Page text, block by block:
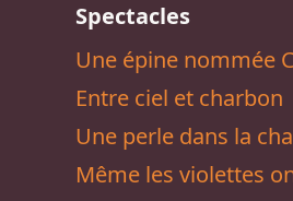
Spectacles
Une épine nommée
Entre ciel et charbon
Une perle dans la
Même les violettes